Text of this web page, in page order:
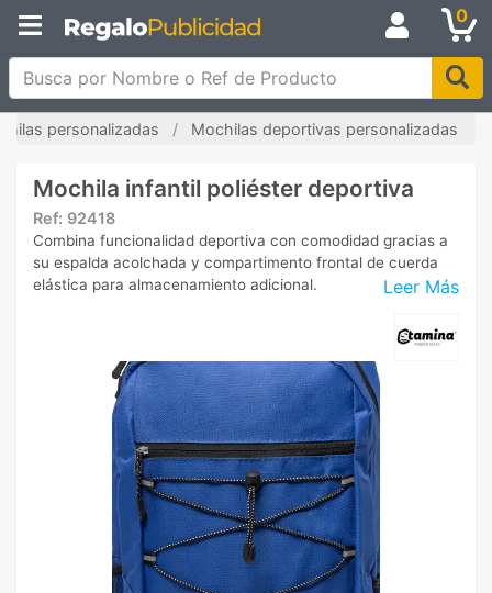
0
Busca por Nombre o Ref de Producto
personalizadas Mochilas deportivas personalizadas
Mochila infantil poliéster deportiva
Ref: 92418
Leer Más
Combina funcionalidad deportiva con comodidad gracias a
su espalda acolchada y compartimento frontal de cuerda
elástica para almacenamiento adicional.